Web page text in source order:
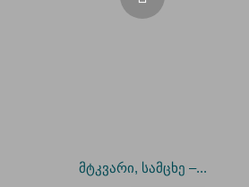
მტკვარი, სამცხე –...